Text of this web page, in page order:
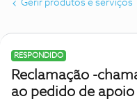
Gerir produtos e serviços
RESPONDIDO
Reclamação -
ao pedido de